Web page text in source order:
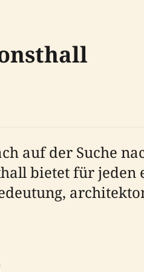
auf der Suche
bietet für jeden